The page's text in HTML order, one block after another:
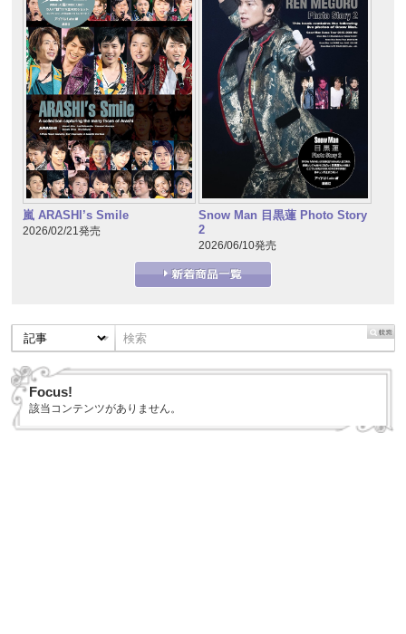
嵐 ARASHI’s Smile
2026/02/21発売
Snow Man 目黒蓮 Photo Story
2
2026/06/10発売
Focus!
該当コンテンツがありません。